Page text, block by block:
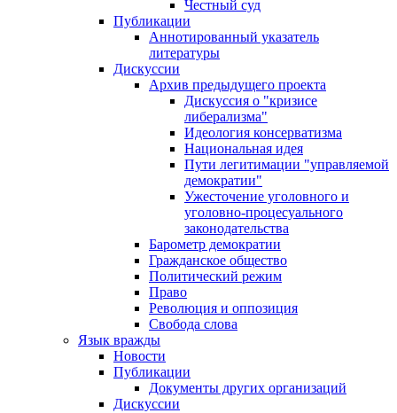
Честный суд
Публикации
Аннотированный указатель
литературы
Дискуссии
Архив предыдущего проекта
Дискуссия о "кризисе
либерализма"
Идеология консерватизма
Национальная идея
Пути легитимации "управляемой
демократии"
Ужесточение уголовного и
уголовно-процесуального
законодательства
Барометр демократии
Гражданское общество
Политический режим
Право
Революция и оппозиция
Свобода слова
Язык вражды
Новости
Публикации
Документы других организаций
Дискуссии